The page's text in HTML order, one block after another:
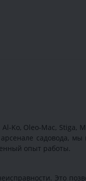
Ko, Oleo-Mac, Stiga,
садовода,
опыт работы.
Это